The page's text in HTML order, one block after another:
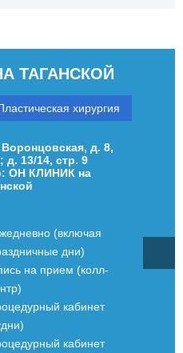
ТАГАНСКОЙ
хирургия
д. 8,
д. 13/14, стр. 9
ОН КЛИНИК на
(включая
дни)
на прием (колл-
кабинет
кабинет